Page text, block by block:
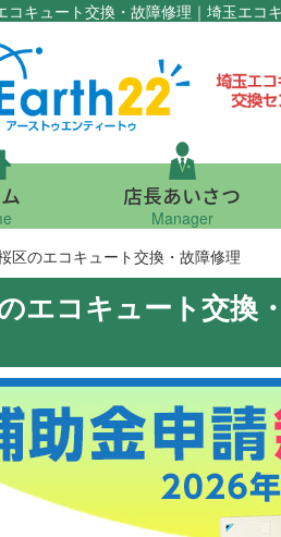
コキュート交換・故障修理｜埼玉エコ
店長あいさつ
Manager
区のエコキュート交換・故障修理
エコキュート交換